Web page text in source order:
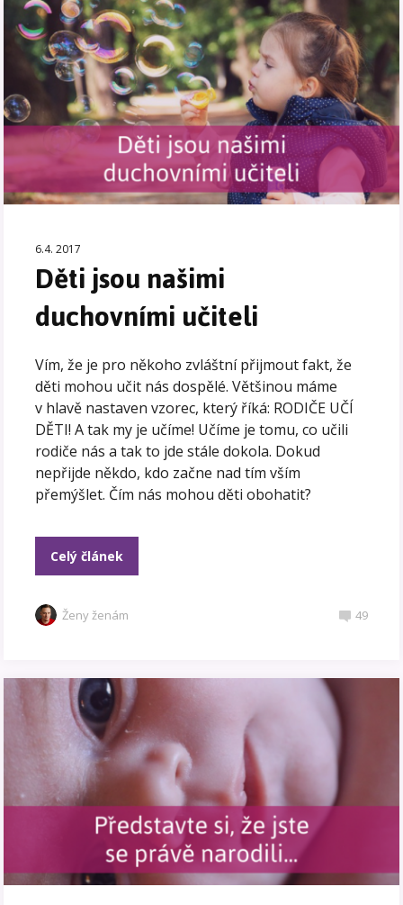
6.4. 2017
Děti jsou našimi
duchovními učiteli
Vím, že je pro někoho zvláštní přijmout fakt, že
děti mohou učit nás dospělé. Většinou máme
v hlavě nastaven vzorec, který říká: RODIČE UČÍ
DĚTI! A tak my je učíme! Učíme je tomu, co učili
rodiče nás a tak to jde stále dokola. Dokud
nepřijde někdo, kdo začne nad tím vším
přemýšlet. Čím nás mohou děti obohatit?
Celý článek
Ženy ženám 49